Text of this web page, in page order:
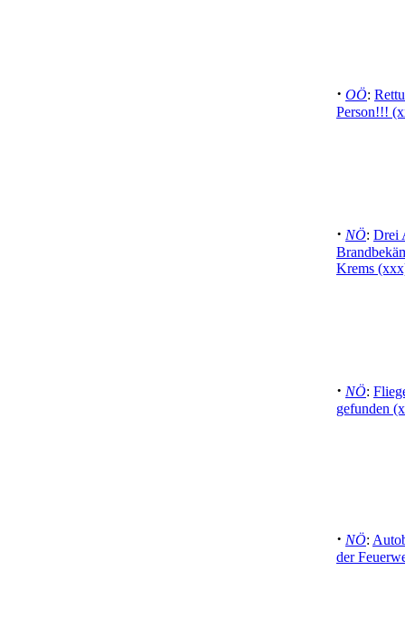
· OÖ:
Person!!!
· NÖ: Drei
Krems
· NÖ:
gefunden
· NÖ:
der